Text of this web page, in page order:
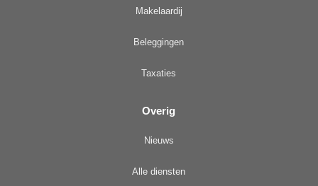
Makelaardij
Beleggingen
Taxaties
Overig
Nieuws
Alle diensten